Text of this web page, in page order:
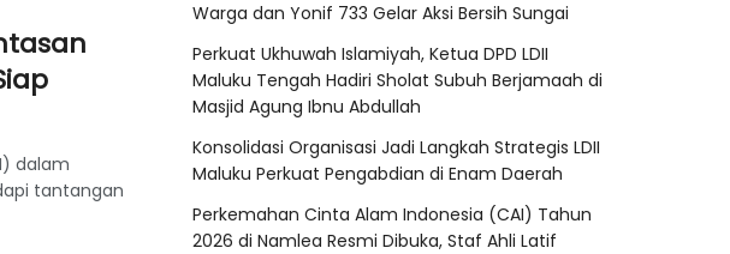
dalam
tantangan
Warga dan Yonif 733 Gelar Aksi Bersih Sungai
Perkuat Ukhuwah Islamiyah, Ketua DPD LDII
Maluku Tengah Hadiri Sholat Subuh Berjamaah di
Masjid Agung Ibnu Abdullah
Konsolidasi Organisasi Jadi Langkah Strategis LDII
Maluku Perkuat Pengabdian di Enam Daerah
Perkemahan Cinta Alam Indonesia (CAI) Tahun
2026 di Namlea Resmi Dibuka, Staf Ahli Latif